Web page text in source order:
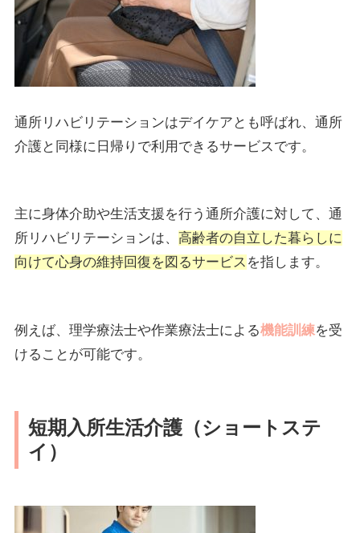
通所リハビリテーションはデイケアとも呼ばれ、通所
介護と同様に日帰りで利用できるサービスです。
主に身体介助や生活支援を行う通所介護に対して、通
所リハビリテーションは、 高齢者の自立した暮らしに
向けて心身の維持回復を図るサービス を指します。
例えば、理学療法士や作業療法士による機能訓練を受
けることが可能です。
短期入所生活介護（ショートステ
イ）